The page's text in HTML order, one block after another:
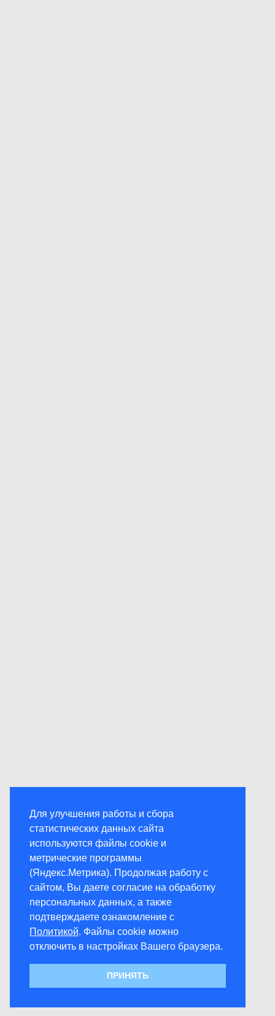
Для улучшения работы и сбора
статистических данных сайта
используются файлы cookie и
метрические программы
(Яндекс.Метрика). Продолжая работу с
сайтом, Вы даете согласие на обработку
персональных данных, а также
подтверждаете ознакомление с
Политикой. Файлы cookie можно
отключить в настройках Вашего браузера.
ПРИНЯТЬ